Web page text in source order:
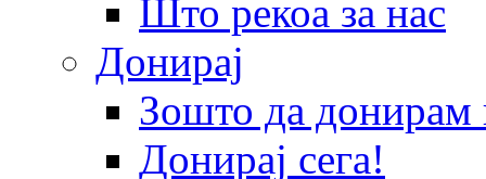
Што рекоа за нас
Донирај
Зошто да
Донирај сега!